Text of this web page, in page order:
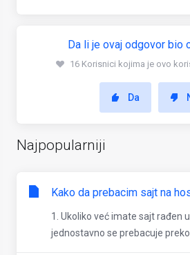
Da li je ovaj odgovor bio
16 Korisnici kojima je ovo
Da
Najpopularniji
Kako da prebacim sajt na
1. Ukoliko već imate sajt rađen
jednostavno se prebacuje preko